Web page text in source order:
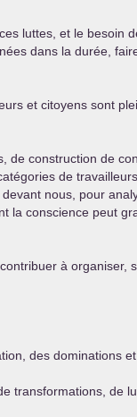
luttes, et le besoin
dans la durée, faire
et citoyens sont
de construction de
de
nous, pour
la conscience peut
à organiser,
des dominations et
transformations, de